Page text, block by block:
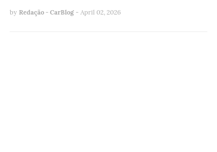
by Redação - CarBlog - April 02, 2026